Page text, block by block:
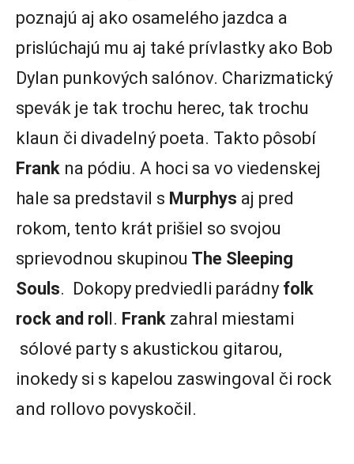
poznajú aj ako osamelého jazdca a
prislúchajú mu aj také prívlastky ako Bob
Dylan punkových salónov. Charizmatický
spevák je tak trochu herec, tak trochu
klaun či divadelný poeta. Takto pôsobí
Frank na pódiu. A hoci sa vo viedenskej
hale sa predstavil s Murphys aj pred
rokom, tento krát prišiel so svojou
sprievodnou skupinou The Sleeping
Souls. Dokopy predviedli parádny folk
rock and rol l. Frank zahral miestami
sólové party s akustickou gitarou,
inokedy si s kapelou zaswingoval či rock
and rollovo povyskočil.